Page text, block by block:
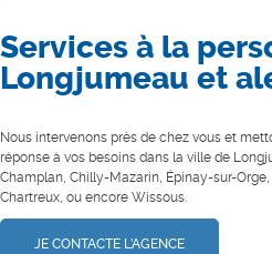
Services à la
Longjumeau et
Nous intervenons près de chez vous et
réponse à vos besoins dans la ville de
Champlan, Chilly-Mazarin, Épinay-sur-
Chartreux, ou encore Wissous.
JE CONTACTE L’AGENCE